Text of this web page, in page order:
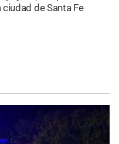
ciudad de Santa Fe